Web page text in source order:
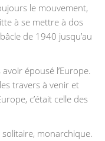
le mouvement,
à se mettre à dos
de 1940 jusqu’au
épousé l’Europe.
travers à venir et
c’était celle des
monarchique.